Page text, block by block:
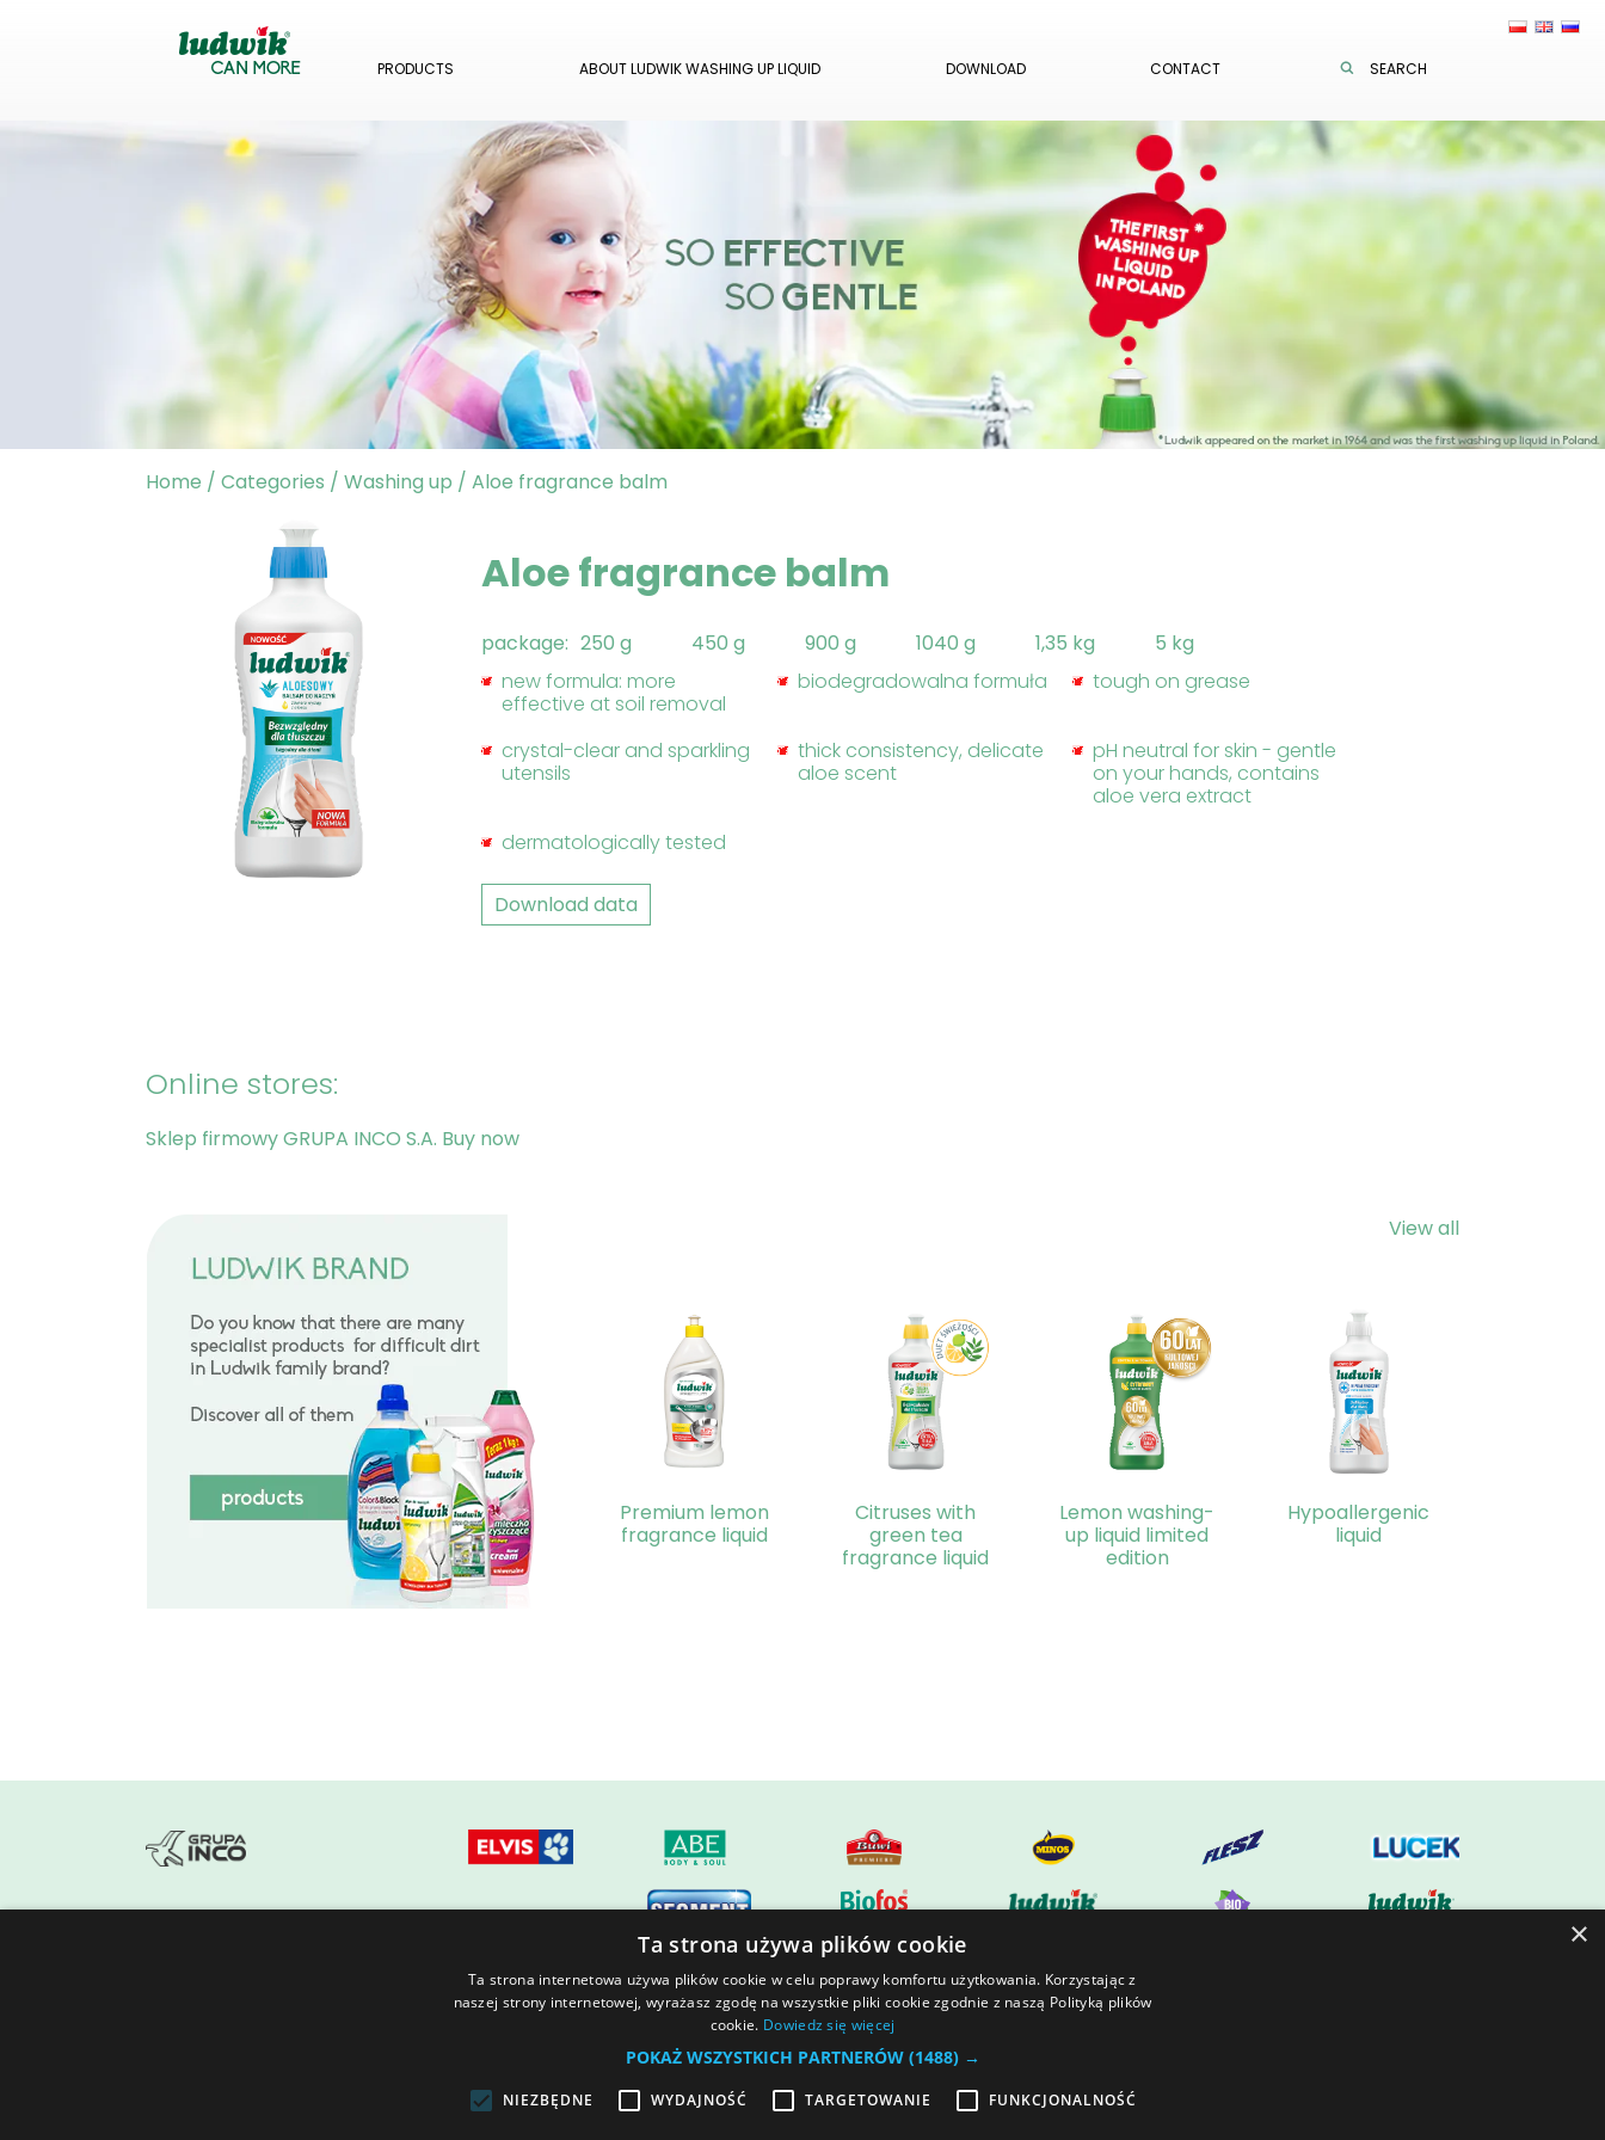
PRODUCTS ABOUT LUDWIK WASHING UP LIQUID DOWNLOAD CONTACT SEARCH
Home / Categories / Washing up / Aloe fragrance balm
Aloe fragrance balm
package: 250 g 450 g 900 g 1040 g 1,35 kg
5 kg
new formula: more
effective at soil removal
biodegradowalna formuła tough on grease
crystal-clear and sparkling
utensils
thick consistency, delicate
aloe scent
pH neutral for skin - gentle
on your hands, contains
aloe vera extract
dermatologically tested
Download data
Online stores:
Sklep firmowy GRUPA INCO S.A. Buy now
View all
Premium lemon
fragrance liquid
Citruses with
green tea
fragrance liquid
Lemon washing-
up liquid limited
edition
Hypoallergenic
liquid
A COMMERCIAL OFFER WITHIN THE MEANING OF THE PROVISIONS OF THE CIVIL CODE
×
Ta strona używa plików cookie
Ta strona internetowa używa plików cookie w celu poprawy komfortu użytkowania. Korzystając z
naszej strony internetowej, wyrażasz zgodę na wszystkie pliki cookie zgodnie z naszą Polityką plików
cookie. Dowiedz się więcej
POKAŻ WSZYSTKICH PARTNERÓW (1488) →
NIEZBĘDNE WYDAJNOŚĆ TARGETOWANIE FUNKCJONALNOŚĆ